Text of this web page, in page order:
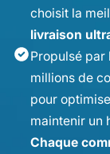
choisit la
livraison
Propulsé par
millions de
pour
maintenir un
Chaque